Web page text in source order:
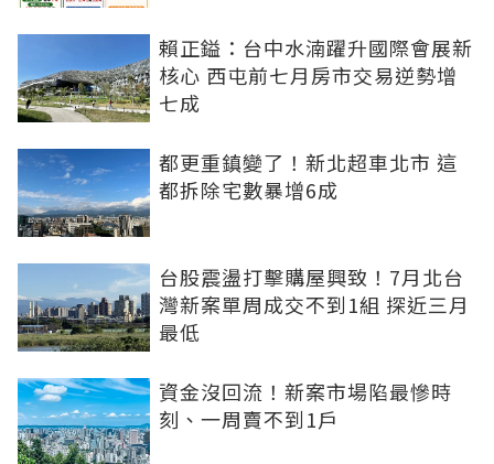
賴正鎰：台中水湳躍升國際會展新
核心 西屯前七月房市交易逆勢增
七成
都更重鎮變了！新北超車北市 這
都拆除宅數暴增6成
台股震盪打擊購屋興致！7月北台
灣新案單周成交不到1組 探近三月
最低
資金沒回流！新案市場陷最慘時
刻、一周賣不到1戶